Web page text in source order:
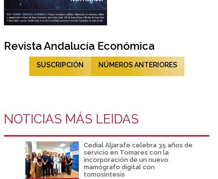
Revista Andalucía Económica
SUSCRIPCIÓN NÚMEROS ANTERIORES
NOTICIAS MÁS LEIDAS
Cedial Aljarafe celebra 35 años de
servicio en Tomares con la
incorporación de un nuevo
mamógrafo digital con
tomosíntesis